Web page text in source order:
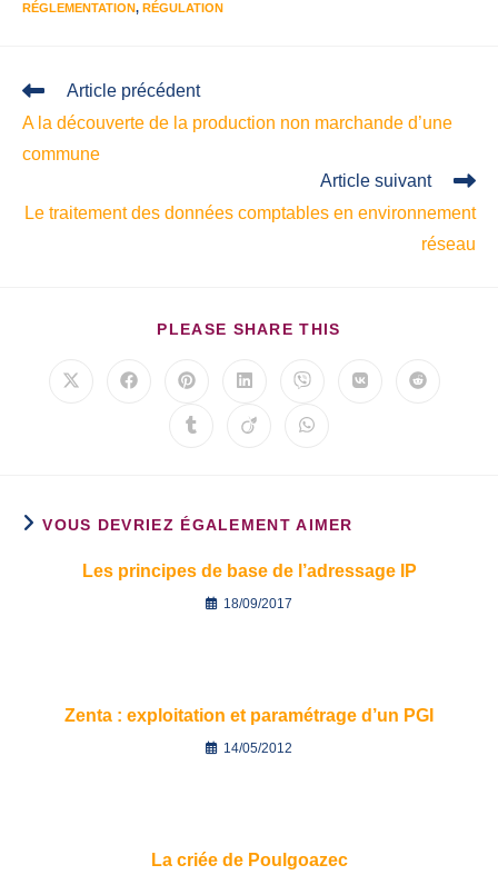
RÉGLEMENTATION, RÉGULATION
Article précédent
A la découverte de la production non marchande d’une
commune
Article suivant
Le traitement des données comptables en environnement
réseau
PLEASE SHARE THIS
VOUS DEVRIEZ ÉGALEMENT AIMER
Les principes de base de l’adressage IP
18/09/2017
Zenta : exploitation et paramétrage d’un PGI
14/05/2012
La criée de Poulgoazec